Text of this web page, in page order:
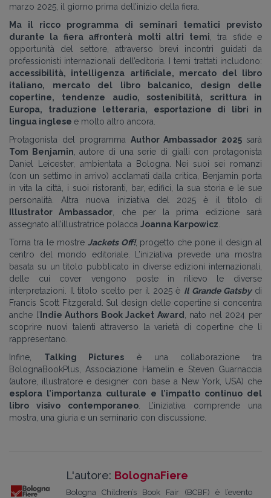
marzo 2025, il giorno prima dell’inizio della fiera.
Ma il ricco programma di seminari tematici previsto
durante la fiera affronterà molti altri temi , tra sfide e
opportunità del settore, attraverso brevi incontri guidati da
professionisti internazionali dell’editoria. I temi trattati includono:
accessibilità, intelligenza artificiale, mercato del libro
italiano, mercato del libro balcanico, design delle
copertine, tendenze audio, sostenibilità, scrittura in
Europa, traduzione letteraria, esportazione di libri in
lingua inglese e molto altro ancora.
Protagonista del programma Author Ambassador 2025sarà
Tom Benjamin , autore di una serie di gialli con protagonista
Daniel Leicester, ambientata a Bologna. Nei suoi sei romanzi
(con un settimo in arrivo) acclamati dalla critica, Benjamin porta
in vita la città, i suoi ristoranti, bar, edifici, la sua storia e le sue
personalità. Altra nuova iniziativa del 2025 è il titolo di
Illustrator Ambassador , che per la prima edizione sarà
assegnato all’illustratrice polacca Joanna Karpowicz
Torna tra le mostre Jackets Off!, progetto che pone il design al
centro del mondo editoriale. L’iniziativa prevede una mostra
basata su un titolo pubblicato in diverse edizioni internazionali,
delle cui cover vengono poste in rilievo le diverse
interpretazioni. Il titolo scelto per il 2025 è Il Grande Gatsby di
Francis Scott Fitzgerald. Sul design delle copertine si concentra
anche l’ Indie Authors Book Jacket Award
, nato nel 2024 per
scoprire nuovi talenti attraverso la varietà di copertine che li
rappresentano.
Infine, Talking Pictures è una collaborazione tra
BolognaBookPlus, Associazione Hamelin e Steven Guarnaccia
(autore, illustratore e designer con base a New York, USA) che
esplora l’importanza culturale e l’impatto continuo del
libro visivo contemporaneo . L’iniziativa comprende una
mostra, una giuria e un seminario con discussione.
L'autore: BolognaFiere
Bologna Children’s Book Fair (BCBF) è l’evento